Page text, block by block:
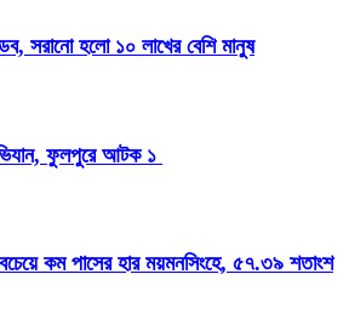
সরানো হলো ১০ লাখের বেশি মানুষ
ফুলপুরে আটক ১
কম পাসের হার ময়মনসিংহে, ৫৭.৩৯ শতাংশ